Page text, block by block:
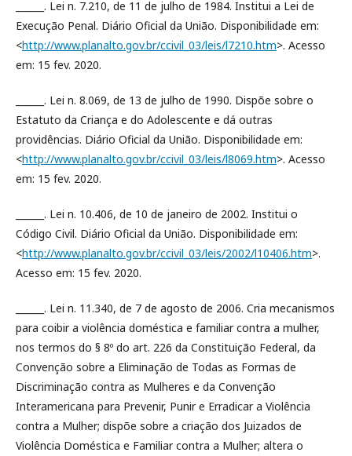
______. Lei n. 7.210, de 11 de julho de 1984. Institui a Lei de
Execução Penal. Diário Oficial da União. Disponibilidade em:
<http://www.planalto.gov.br/ccivil_03/leis/l7210.htm>. Acesso
em: 15 fev. 2020.
______. Lei n. 8.069, de 13 de julho de 1990. Dispõe sobre o
Estatuto da Criança e do Adolescente e dá outras
providências. Diário Oficial da União. Disponibilidade em:
<http://www.planalto.gov.br/ccivil_03/leis/l8069.htm>. Acesso
em: 15 fev. 2020.
______. Lei n. 10.406, de 10 de janeiro de 2002. Institui o
Código Civil. Diário Oficial da União. Disponibilidade em:
<http://www.planalto.gov.br/ccivil_03/leis/2002/l10406.htm>.
Acesso em: 15 fev. 2020.
______. Lei n. 11.340, de 7 de agosto de 2006. Cria mecanismos
para coibir a violência doméstica e familiar contra a mulher,
nos termos do § 8º do art. 226 da Constituição Federal, da
Convenção sobre a Eliminação de Todas as Formas de
Discriminação contra as Mulheres e da Convenção
Interamericana para Prevenir, Punir e Erradicar a Violência
contra a Mulher; dispõe sobre a criação dos Juizados de
Violência Doméstica e Familiar contra a Mulher; altera o